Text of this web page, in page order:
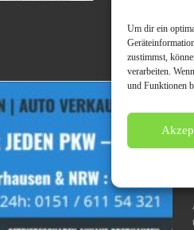
Um dir ein
zustimmst,
verarbeiten.
und Funktionen